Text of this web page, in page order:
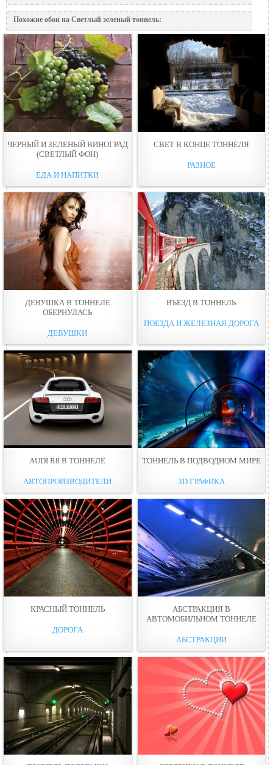
Похожие обои на Светлый зеленый тоннель:
ЧЕРНЫЙ И ЗЕЛЕНЫЙ ВИНОГРАД
(СВЕТЛЫЙ ФОН)
ЕДА И НАПИТКИ
СВЕТ В КОНЦЕ ТОННЕЛЯ
РАЗНОЕ
ДЕВУШКА В ТОННЕЛЕ
ОБЕРНУЛАСЬ
ДЕВУШКИ
ВЪЕЗД В ТОННЕЛЬ
ПОЕЗДА И ЖЕЛЕЗНАЯ ДОРОГА
AUDI R8 В ТОННЕЛЕ
АВТОПРОИЗВОДИТЕЛИ
ТОННЕЛЬ В ПОДВОДНОМ МИРЕ
3D ГРАФИКА
КРАСНЫЙ ТОННЕЛЬ
ДОРОГА
АБСТРАКЦИЯ В
АВТОМОБИЛЬНОМ ТОННЕЛЕ
АБСТРАКЦИИ